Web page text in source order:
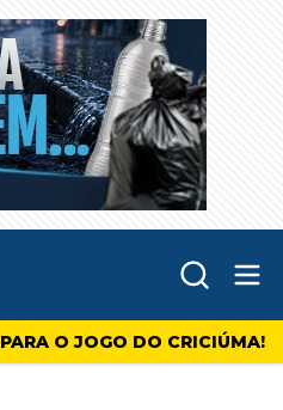
O JOGO DO CRICIÚMA!